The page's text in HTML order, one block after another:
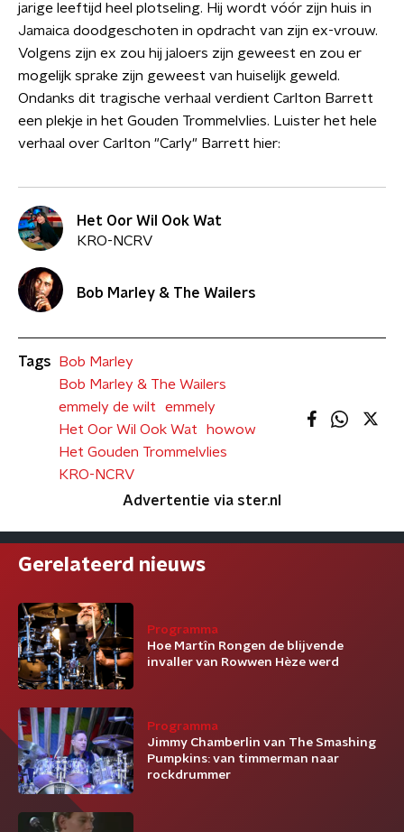
jarige leeftijd heel plotseling. Hij wordt vóór zijn huis in
Jamaica doodgeschoten in opdracht van zijn ex-vrouw.
Volgens zijn ex zou hij jaloers zijn geweest en zou er
mogelijk sprake zijn geweest van huiselijk geweld.
Ondanks dit tragische verhaal verdient Carlton Barrett
een plekje in het Gouden Trommelvlies. Luister het hele
verhaal over Carlton "Carly" Barrett hier:
Het Oor Wil Ook Wat
KRO-NCRV
Bob Marley & The Wailers
Tags
Bob Marley
Bob Marley & The Wailers
emmely de wilt
emmely
Het Oor Wil Ook Wat
howow
Het Gouden Trommelvlies
KRO-NCRV
Advertentie via ster.nl
Gerelateerd nieuws
Programma
Hoe Martîn Rongen de blijvende
invaller van Rowwen Hèze werd
Programma
Jimmy Chamberlin van The Smashing
Pumpkins: van timmerman naar
rockdrummer